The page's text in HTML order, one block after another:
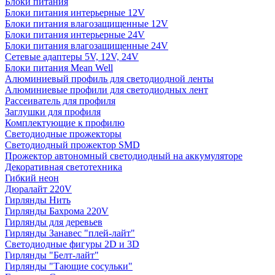
Блоки питания интерьерные 12V
Блоки питания влагозащищенные 12V
Блоки питания интерьерные 24V
Блоки питания влагозащищенные 24V
Сетевые адаптеры 5V, 12V, 24V
Блоки питания Mean Well
Алюминиевый профиль для светодиодной ленты
Алюминиевые профили для светодиодных лент
Рассеиватель для профиля
Заглушки для профиля
Комплектующие к профилю
Светодиодные прожекторы
Светодиодный прожектор SMD
Прожектор автономный светодиодный на аккумуляторе
Декоративная светотехника
Гибкий неон
Дюралайт 220V
Гирлянды Нить
Гирлянды Бахрома 220V
Гирлянды для деревьев
Гирлянды Занавес "плей-лайт"
Светодиодные фигуры 2D и 3D
Гирлянды "Белт-лайт"
Гирлянды "Тающие сосульки"